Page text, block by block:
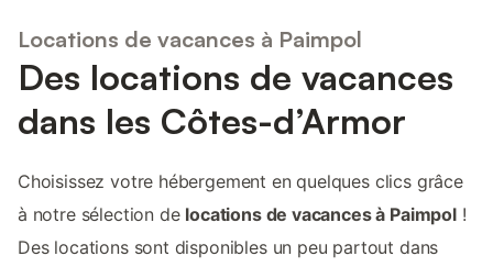
Locations de vacances à Paimpol
Des locations de vacances
dans les Côtes-d’Armor
Choisissez votre hébergement en quelques clics grâce
à notre sélection de locations de vacances à Paimpol!
Des locations sont disponibles un peu partout dans